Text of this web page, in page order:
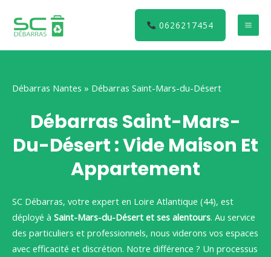
contenu
0626217454
Débarras Nantes » Débarras Saint-Mars-du-Désert
Débarras Saint-Mars-
Du-Désert : Vide Maison Et
Appartement
SC Débarras, votre expert en Loire Atlantique (44), est
déployé à Saint-Mars-du-Désert et ses alentours. Au service
des particuliers et professionnels, nous viderons vos espaces
avec efficacité et discrétion. Notre différence ? Un processus